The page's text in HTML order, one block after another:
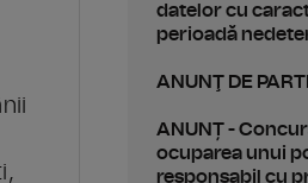
datelor cu
perioadă
ANUNŢ DE
ANUNȚ -
ocuparea unui
responsabil cu